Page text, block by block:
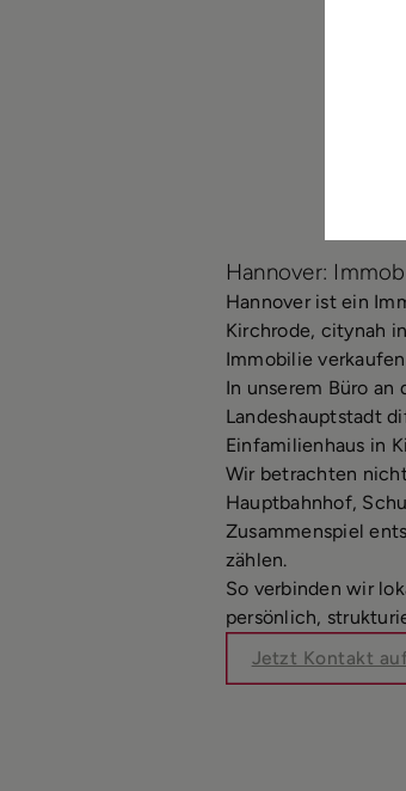
Hannover:
Hannover ist ein
Kirchrode, citynah
Immobilie
In unserem Büro an
Landeshauptstadt
Einfamilienhaus in
Wir betrachten
Hauptbahnhof,
Zusammenspiel
zählen.
So verbinden wir
persönlich,
Jetzt Kontakt